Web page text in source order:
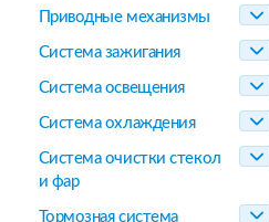
Приводные механизмы
Система зажигания
Система освещения
Система охлаждения
Система очистки стекол
и фар
Тормозная система